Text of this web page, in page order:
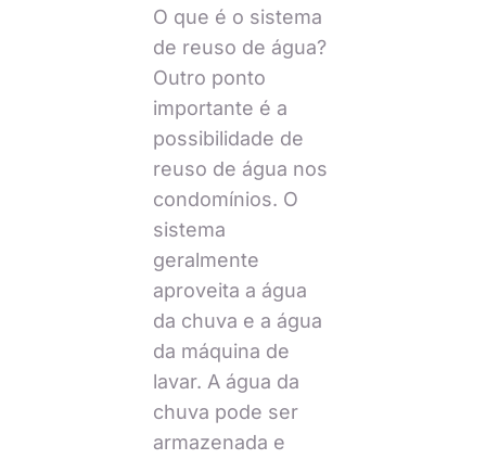
O que é o sistema
de reuso de água?
Outro ponto
importante é a
possibilidade de
reuso de água nos
condomínios. O
sistema
geralmente
aproveita a água
da chuva e a água
da máquina de
lavar. A água da
chuva pode ser
armazenada e